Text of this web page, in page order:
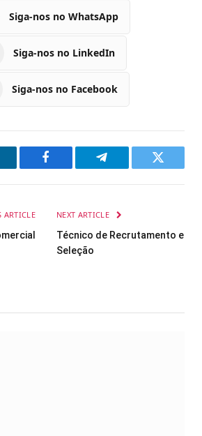
Siga-nos no WhatsApp
Siga-nos no LinkedIn
Siga-nos no Facebook
Facebook Telegram Twitter
ARTICLE NEXT ARTICLE
Técnico de Recrutamento e
Seleção